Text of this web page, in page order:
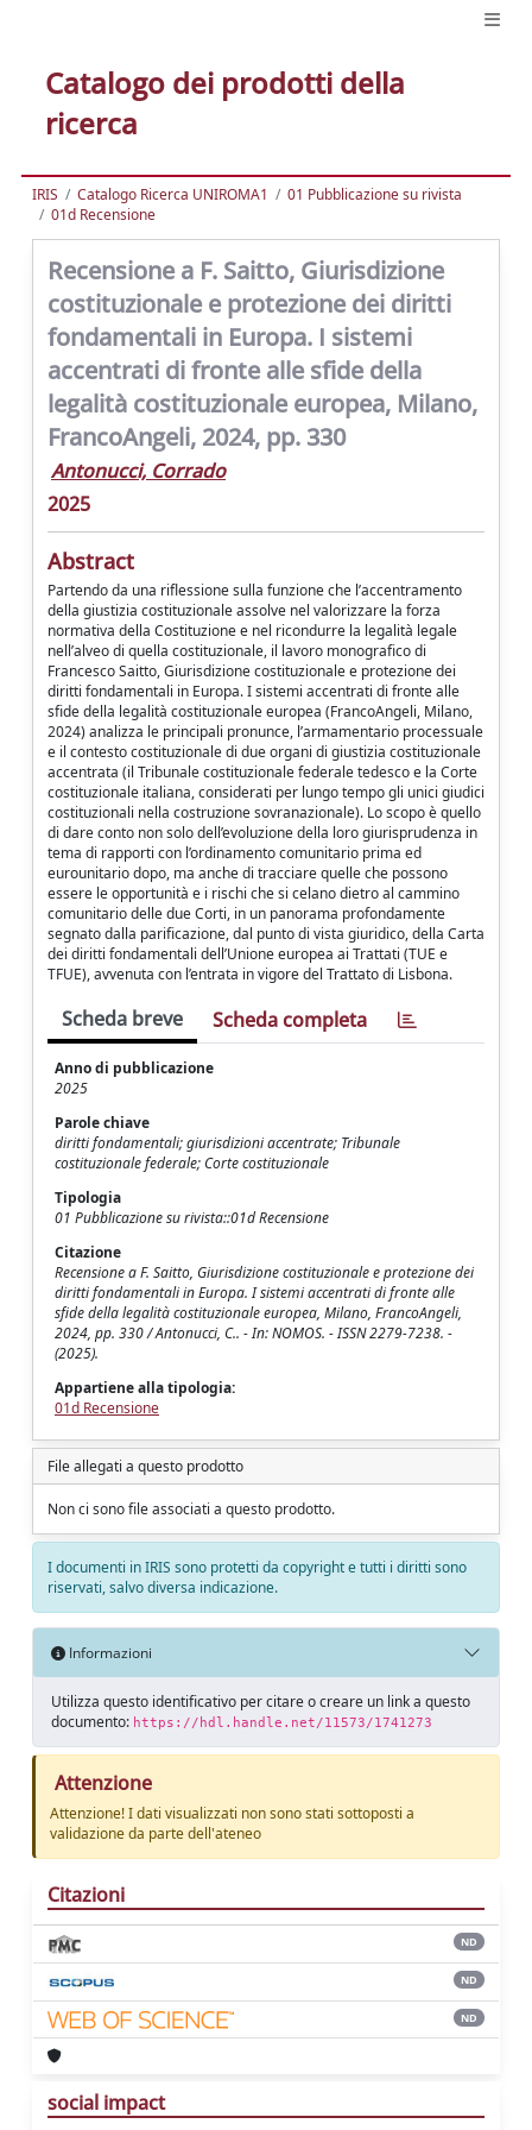
Catalogo dei prodotti della
ricerca
IRIS Catalogo Ricerca UNIROMA1
01 Pubblicazione su rivista
01d Recensione
Recensione a F. Saitto, Giurisdizione
costituzionale e protezione dei diritti
fondamentali in Europa. I sistemi
accentrati di fronte alle sfide della
legalità costituzionale europea, Milano,
FrancoAngeli, 2024, pp. 330
Antonucci, Corrado
2025
Abstract
Partendo da una riflessione sulla funzione che l’accentramento
della giustizia costituzionale assolve nel valorizzare la forza
normativa della Costituzione e nel ricondurre la legalità legale
nell’alveo di quella costituzionale, il lavoro monografico di
Francesco Saitto, Giurisdizione costituzionale e protezione dei
diritti fondamentali in Europa. I sistemi accentrati di fronte alle
sfide della legalità costituzionale europea (FrancoAngeli, Milano,
2024) analizza le principali pronunce, l’armamentario processuale
e il contesto costituzionale di due organi di giustizia costituzionale
accentrata (il Tribunale costituzionale federale tedesco e la Corte
costituzionale italiana, considerati per lungo tempo gli unici giudici
costituzionali nella costruzione sovranazionale). Lo scopo è quello
di dare conto non solo dell’evoluzione della loro giurisprudenza in
tema di rapporti con l’ordinamento comunitario prima ed
eurounitario dopo, ma anche di tracciare quelle che possono
essere le opportunità e i rischi che si celano dietro al cammino
comunitario delle due Corti, in un panorama profondamente
segnato dalla parificazione, dal punto di vista giuridico, della Carta
dei diritti fondamentali dell’Unione europea ai Trattati (TUE e
TFUE), avvenuta con l’entrata in vigore del Trattato di Lisbona.
Scheda breve Scheda completa
Anno di pubblicazione
2025
Parole chiave
diritti fondamentali; giurisdizioni accentrate; Tribunale
costituzionale federale; Corte costituzionale
Tipologia
01 Pubblicazione su rivista::01d Recensione
Citazione
Recensione a F. Saitto, Giurisdizione costituzionale e protezione dei
diritti fondamentali in Europa. I sistemi accentrati di fronte alle
sfide della legalità costituzionale europea, Milano, FrancoAngeli,
2024, pp. 330 / Antonucci, C.. - In: NOMOS. - ISSN 2279-7238. -
(2025).
Appartiene alla tipologia:
01d Recensione
File allegati a questo prodotto
Non ci sono file associati a questo prodotto.
I documenti in IRIS sono protetti da copyright e tutti i diritti sono
riservati, salvo diversa indicazione.
Informazioni
Utilizza questo identificativo per citare o creare un link a questo
documento: https://hdl.handle.net/11573/1741273
Attenzione
Attenzione! I dati visualizzati non sono stati sottoposti a
validazione da parte dell'ateneo
Citazioni
ND
ND
ND
social impact